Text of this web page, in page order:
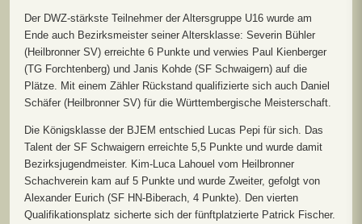
Der DWZ-stärkste Teilnehmer der Altersgruppe U16 wurde am
Ende auch Bezirksmeister seiner Altersklasse: Severin Bühler
(Heilbronner SV) erreichte 6 Punkte und verwies Paul Kienberger
(TG Forchtenberg) und Janis Kohde (SF Schwaigern) auf die
Plätze. Mit einem Zähler Rückstand qualifizierte sich auch Daniel
Schäfer (Heilbronner SV) für die Württembergische Meisterschaft.
Die Königsklasse der BJEM entschied Lucas Pepi für sich. Das
Talent der SF Schwaigern erreichte 5,5 Punkte und wurde damit
Bezirksjugendmeister. Kim-Luca Lahouel vom Heilbronner
Schachverein kam auf 5 Punkte und wurde Zweiter, gefolgt von
Alexander Eurich (SF HN-Biberach, 4 Punkte). Den vierten
Qualifikationsplatz sicherte sich der fünftplatzierte Patrick Fischer.